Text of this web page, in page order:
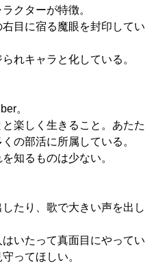
クターが特徴。
目に宿る魔眼を封印してい
れキャラと化している。
。
楽しく生きること。あたた
の部活に所属している。
知るものは少ない。
たり、歌で大きい声を出し
いたって真面目にやってい
ってほしい。